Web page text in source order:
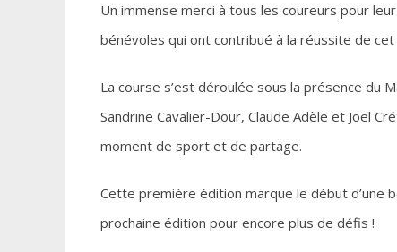
Un immense merci à tous les coureurs pour
bénévoles qui ont contribué à la réussite de
La course s’est déroulée sous la présence du
Sandrine Cavalier-Dour, Claude Adèle et Joël
moment de sport et de partage.
Cette première édition marque le début d’une
prochaine édition pour encore plus de défis !